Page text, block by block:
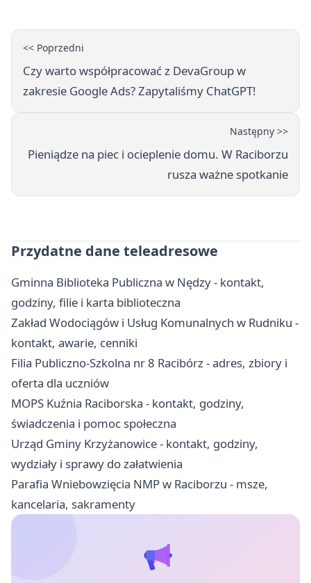
<< Poprzedni
Czy warto współpracować z DevaGroup w
zakresie Google Ads? Zapytaliśmy ChatGPT!
Następny >>
Pieniądze na piec i ocieplenie domu. W Raciborzu
rusza ważne spotkanie
Przydatne dane teleadresowe
Gminna Biblioteka Publiczna w Nędzy - kontakt,
godziny, filie i karta biblioteczna
Zakład Wodociągów i Usług Komunalnych w Rudniku -
kontakt, awarie, cenniki
Filia Publiczno-Szkolna nr 8 Racibórz - adres, zbiory i
oferta dla uczniów
MOPS Kuźnia Raciborska - kontakt, godziny,
świadczenia i pomoc społeczna
Urząd Gminy Krzyżanowice - kontakt, godziny,
wydziały i sprawy do załatwienia
Parafia Wniebowzięcia NMP w Raciborzu - msze,
kancelaria, sakramenty